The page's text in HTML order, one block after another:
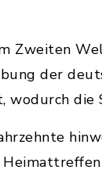
Zweiten
der
wodurch